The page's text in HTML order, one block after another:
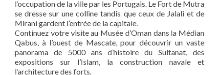
l’occupation de la ville par les Portugais. Le Fort de Mutra
se dresse sur une colline tandis que ceux de Jalali et de
Mirani gardent l’entrée de la capitale.
Continuez votre visite au Musée d’Oman dans la Médian
Qabus, à l’ouest de Mascate, pour découvrir un vaste
panorama de 5000 ans d’histoire du Sultanat, des
expositions sur l’Islam, la construction navale et
l’architecture des forts.